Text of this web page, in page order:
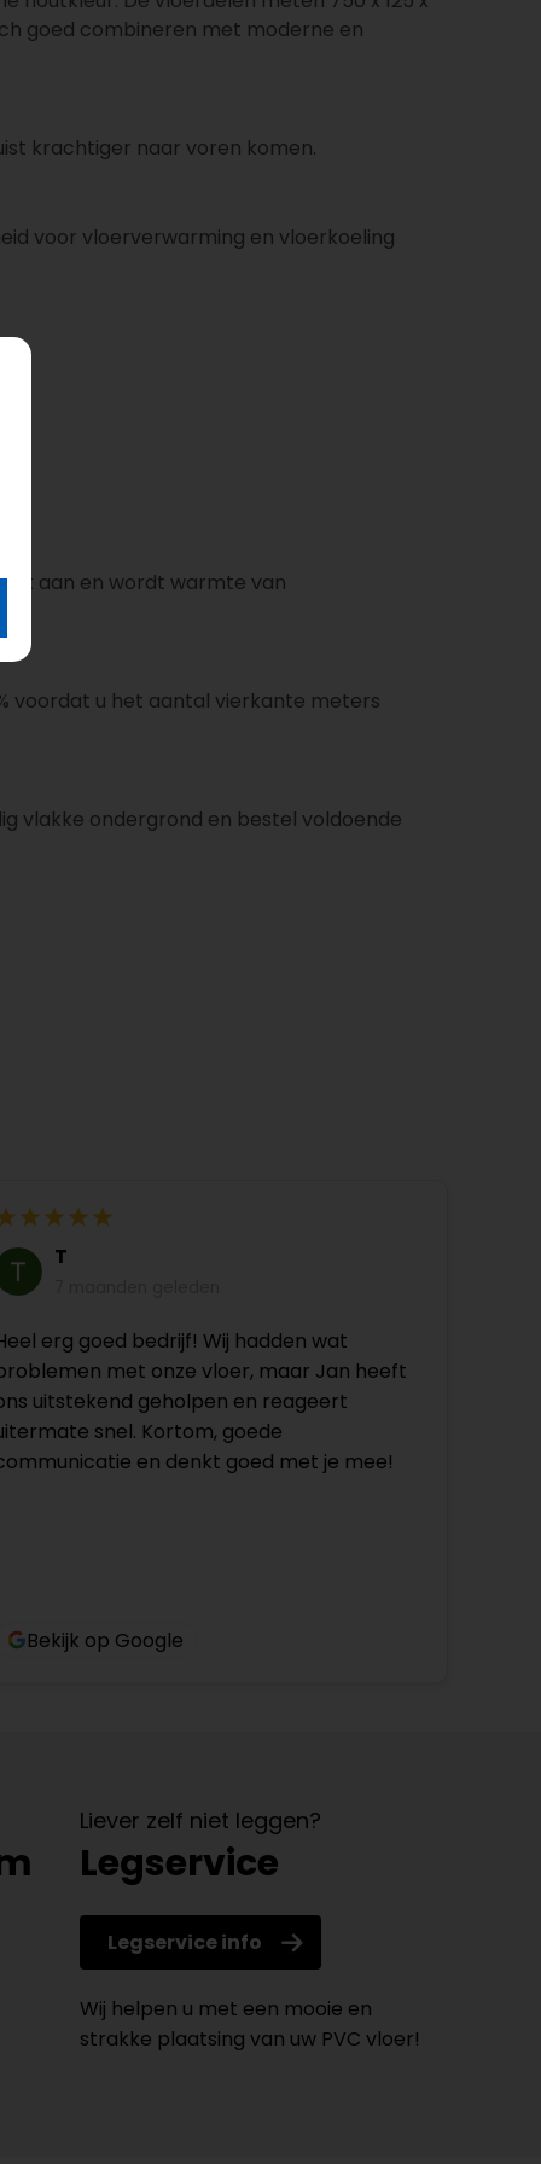
goed combineren met moderne en
krachtiger naar voren komen.
voor vloerverwarming en vloerkoeling
aan en wordt warmte van
voordat u het aantal vierkante meters
vlakke ondergrond en bestel voldoende
T
erg goed bedrijf! Wij hadden wat
met onze vloer, maar Jan heeft
uitstekend geholpen en reageert
snel. Kortom, goede
en denkt goed met je mee!
Bekijk op Google
Liever zelf niet leggen?
Legservice
Legservice info
Wij helpen u met een mooie en
strakke plaatsing van uw PVC vloer!